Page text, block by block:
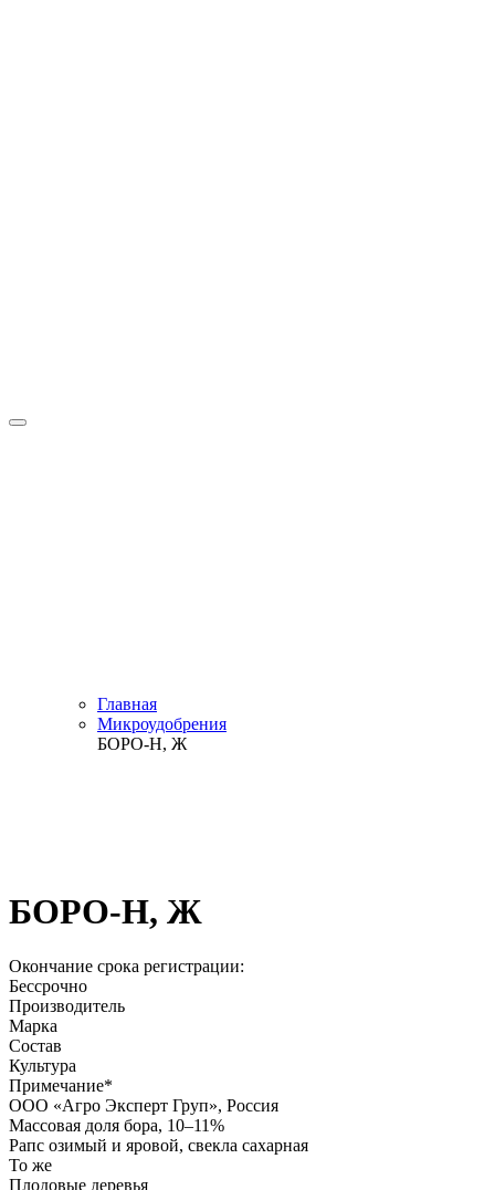
Главная
Микроудобрения
БОРО-Н, Ж
БОРО-Н, Ж
Окончание срока регистрации:
Бессрочно
Производитель
Марка
Состав
Культура
Примечание*
ООО «Агро Эксперт Груп», Россия
Массовая доля бора, 10–11%
Рапс озимый и яровой, свекла сахарная
То же
Плодовые деревья